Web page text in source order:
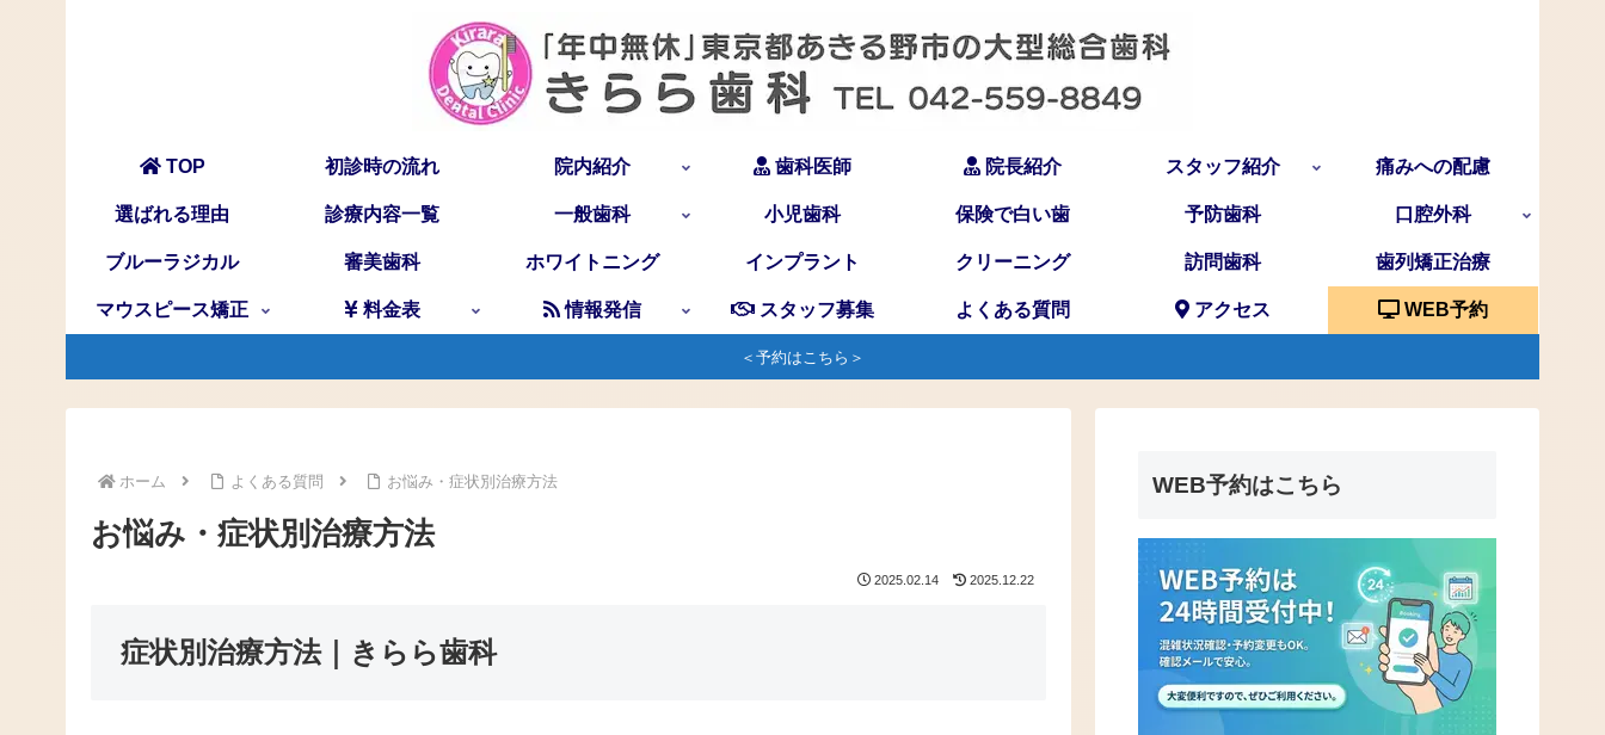
TOP 初診時の流れ 院内紹介 歯科医師 院長紹介 スタッフ紹介 痛みへの配慮
選ばれる理由 診療内容一覧 一般歯科 小児歯科 保険で白い歯 予防歯科 口腔外科
ブルーラジカル 審美歯科 ホワイトニング インプラント クリーニング 訪問歯科 歯列矯正治療
マウスピース矯正 料金表 情報発信 スタッフ募集 よくある質問 アクセス WEB予約
＜予約はこちら＞
ホーム よくある質問 お悩み・症状別治療方法
お悩み・症状別治療方法
2025.02.14 2025.12.22
症状別治療方法｜きらら歯科
WEB予約はこちら